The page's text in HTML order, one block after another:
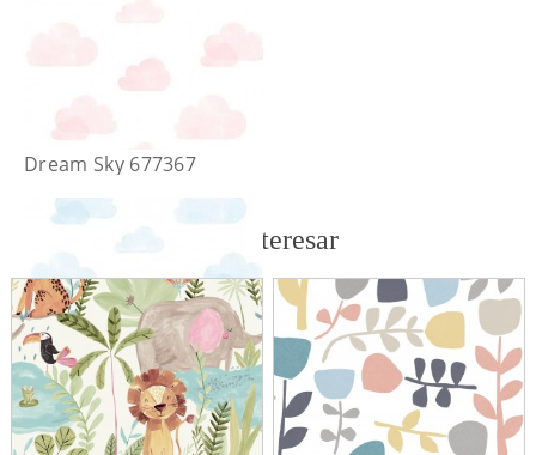
Dream Sky 677367
También te puede interesar